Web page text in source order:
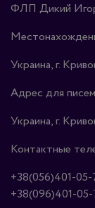
ФЛП Дикий
Украина, г.
Адрес для
Украина, г.
Контактные
+38(056)401-
+38(096)401-